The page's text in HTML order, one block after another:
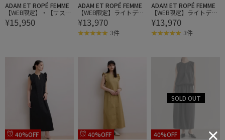
ADAM ET ROPÉ FEMME
【WEB限定】・【サステ
ナブル】カーブヘムコン
ビワンピース
¥15,950
ADAM ET ROPÉ FEMME
【WEB限定】ライトデニ
ムスリーブレスワンピー
ス
¥13,970
3件
ADAM ET ROPÉ FEMME
【WEB限定】ライトデニ
ムスリーブレスワンピー
ス
¥13,970
3件
40%OFF 40%OFF 40%OFF